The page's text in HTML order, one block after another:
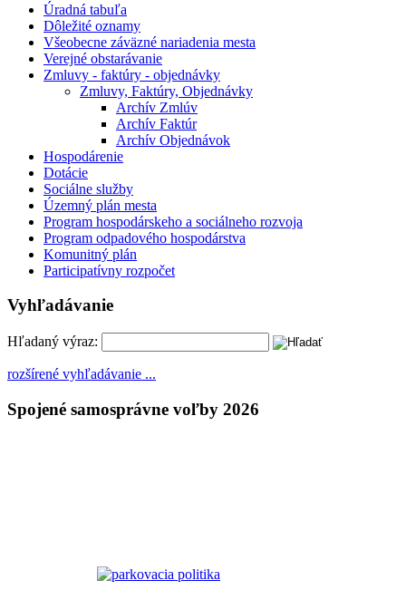
Úradná tabuľa
Dôležité oznamy
Všeobecne záväzné nariadenia mesta
Verejné obstarávanie
Zmluvy - faktúry - objednávky
Zmluvy, Faktúry, Objednávky
Archív Zmlúv
Archív Faktúr
Archív Objednávok
Hospodárenie
Dotácie
Sociálne služby
Územný plán mesta
Program hospodárskeho a sociálneho rozvoja
Program odpadového hospodárstva
Komunitný plán
Participatívny rozpočet
Vyhľadávanie
Hľadaný výraz:
rozšírené vyhľadávanie ...
Spojené samosprávne voľby 2026